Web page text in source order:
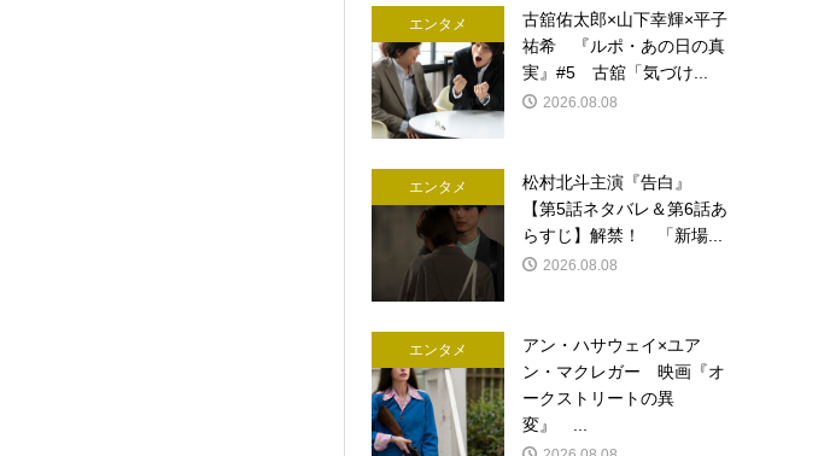
エンタメ
古舘佑太郎×山下幸輝×平子
祐希 『ルポ・あの日の真
実』#5 古舘「気づけ...
2026.08.08
エンタメ
松村北斗主演『告白』
【第5話ネタバレ＆第6話あ
らすじ】解禁！ 「新場...
2026.08.08
エンタメ
アン・ハサウェイ×ユア
ン・マクレガー 映画『オ
ークストリートの異
変』 ...